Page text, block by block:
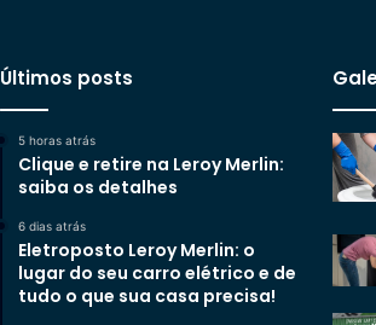
Últimos posts
5 horas atrás
Clique e retire na Leroy Merlin:
saiba os detalhes
6 dias atrás
Eletroposto Leroy Merlin: o
lugar do seu carro elétrico e de
tudo o que sua casa precisa!